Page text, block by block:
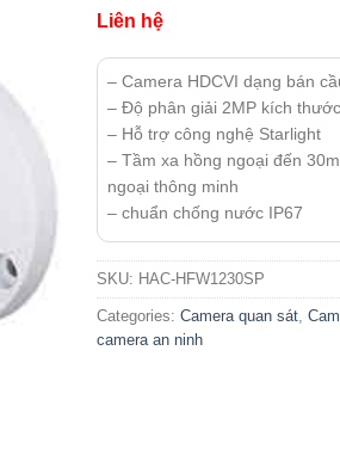
Liên hệ
– Camera HDCVI dạng bán
– Độ phân giải 2MP kích
– Hỗ trợ công nghệ Starlight
– Tầm xa hồng ngoại đến
ngoại thông minh
– chuẩn chống nước IP67
SKU: HAC-HFW1230SP
Categories:Camera quan sát,
camera an ninh